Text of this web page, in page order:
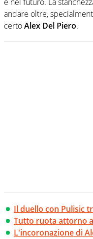
andare oltre,
certoAlex Del Piero.
Il duello con Pulisic
Tutto ruota attorno
L'incoronazione di